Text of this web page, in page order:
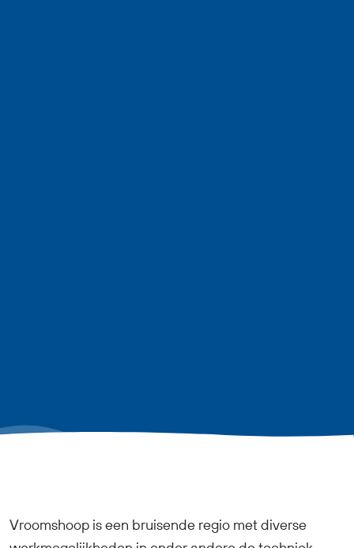
Vroomshoop is een bruisende regio met diverse